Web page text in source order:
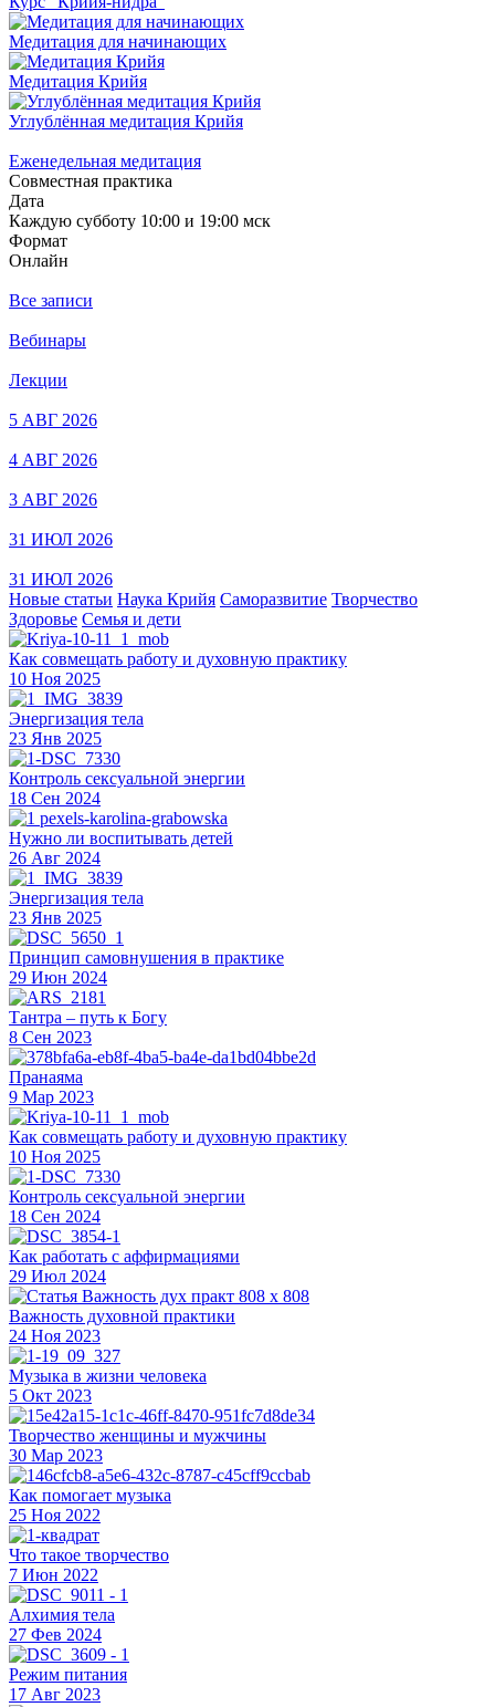
Медитация для начинающих
Медитация Крийя
Углублённая медитация Крийя
Еженедельная медитация
Совместная практика
Дата
Каждую субботу 10:00 и 19:00 мск
Формат
Онлайн
Все записи
Вебинары
Лекции
5 АВГ 2026
4 АВГ 2026
3 АВГ 2026
31 ИЮЛ 2026
31 ИЮЛ 2026
Новые статьи Наука Крийя Саморазвитие Творчество
Здоровье Семья и дети
Как совмещать работу и духовную практику
10 Ноя 2025
Энергизация тела
23 Янв 2025
Контроль сексуальной энергии
18 Сен 2024
Нужно ли воспитывать детей
26 Авг 2024
Энергизация тела
23 Янв 2025
Принцип самовнушения в практике
29 Июн 2024
Тантра – путь к Богу
8 Сен 2023
Пранаяма
9 Мар 2023
Как совмещать работу и духовную практику
10 Ноя 2025
Контроль сексуальной энергии
18 Сен 2024
Как работать с аффирмациями
29 Июл 2024
Важность духовной практики
24 Ноя 2023
Музыка в жизни человека
5 Окт 2023
Творчество женщины и мужчины
30 Мар 2023
Как помогает музыка
25 Ноя 2022
Что такое творчество
7 Июн 2022
Алхимия тела
27 Фев 2024
Режим питания
17 Авг 2023